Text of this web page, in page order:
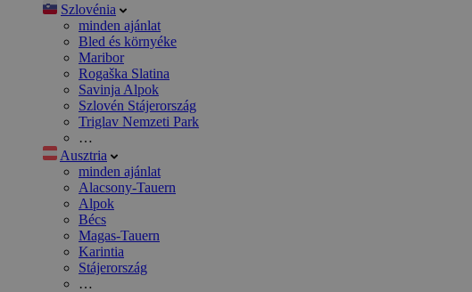
Szlovénia
minden ajánlat
Bled és környéke
Maribor
Rogaška Slatina
Savinja Alpok
Szlovén Stájerország
Triglav Nemzeti Park
…
Ausztria
minden ajánlat
Alacsony-Tauern
Alpok
Bécs
Magas-Tauern
Karintia
Stájerország
…